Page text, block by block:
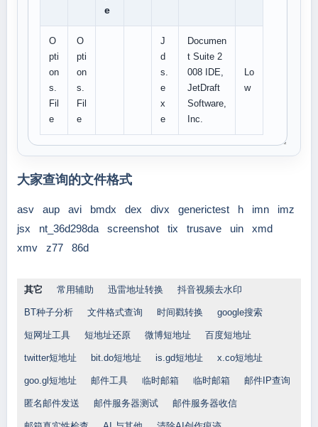
e
O
pti
on
s.
Fil
e
O
pti
on
s.
Fil
e
J
d
s.
e
x
e
Documen
t Suite 2
008 IDE,
JetDraft
Software,
Inc.
Lo
w
大家查询的文件格式
asv aup avi bmdx dex divx generictest h imn
imz
jsx
nt_36d298da screenshot tix trusave uin
xmd
xmv
z77 86d
其它 常用辅助 迅雷地址转换 抖音视频去水印
BT种子分析 文件格式查询 时间戳转换 google搜索
短网址工具 短地址还原 微博短地址 百度短地址
twitter短地址 bit.do短地址 is.gd短地址 x.co短地址
goo.gl短地址 邮件工具 临时邮箱 临时邮箱 邮件IP查询
匿名邮件发送 邮件服务器测试 邮件服务器收信